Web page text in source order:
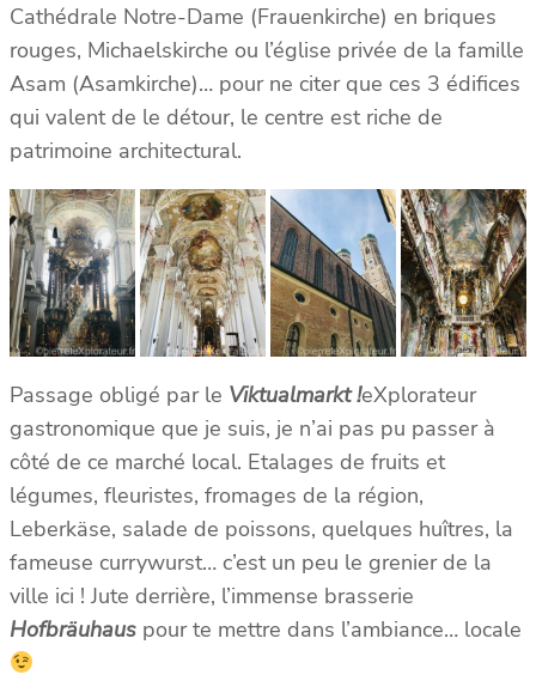
Cathédrale Notre-Dame (Frauenkirche) en briques
rouges, Michaelskirche ou l’église privée de la famille
Asam (Asamkirche)… pour ne citer que ces 3 édifices
qui valent de le détour, le centre est riche de
patrimoine architectural.
Passage obligé par le Viktualmarkt !eXplorateur
gastronomique que je suis, je n’ai pas pu passer à
côté de ce marché local. Etalages de fruits et
légumes, fleuristes, fromages de la région,
Leberkäse, salade de poissons, quelques huîtres, la
fameuse currywurst… c’est un peu le grenier de la
ville ici ! Jute derrière, l’immense brasserie
Hofbräuhaus pour te mettre dans l’ambiance… locale